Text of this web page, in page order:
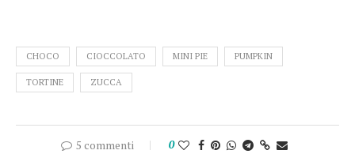
CHOCO CIOCCOLATO MINI PIE PUMPKIN
TORTINE ZUCCA
5 commenti 0